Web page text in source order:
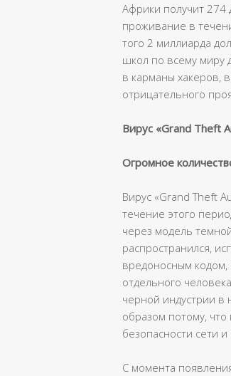
Африки получит 274
проживание в
того 2 миллиарда
школ по всему миру
в карманы хакеров,
отрицательного
Вирус «Grand Theft
Огромное
Вирус «Grand Theft
течение этого
через модель
распространился,
вредоносным
отдельного
черной индустрии в
образом потому,
безопасности сети
С момента